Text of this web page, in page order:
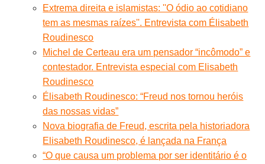
Extrema direita e islamistas: ''O ódio ao cotidiano
tem as mesmas raízes''. Entrevista com Élisabeth
Roudinesco
Michel de Certeau era um pensador “incômodo” e
contestador. Entrevista especial com Elisabeth
Roudinesco
Élisabeth Roudinesco: “Freud nos tornou heróis
das nossas vidas”
Nova biografia de Freud, escrita pela historiadora
Elisabeth Roudinesco, é lançada na França
“O que causa um problema por ser identitário é o